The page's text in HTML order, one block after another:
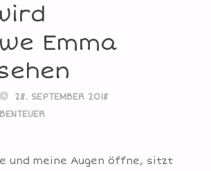
Emma
28. SEPTEMBER 2018
und meine Augen öffne, sitzt